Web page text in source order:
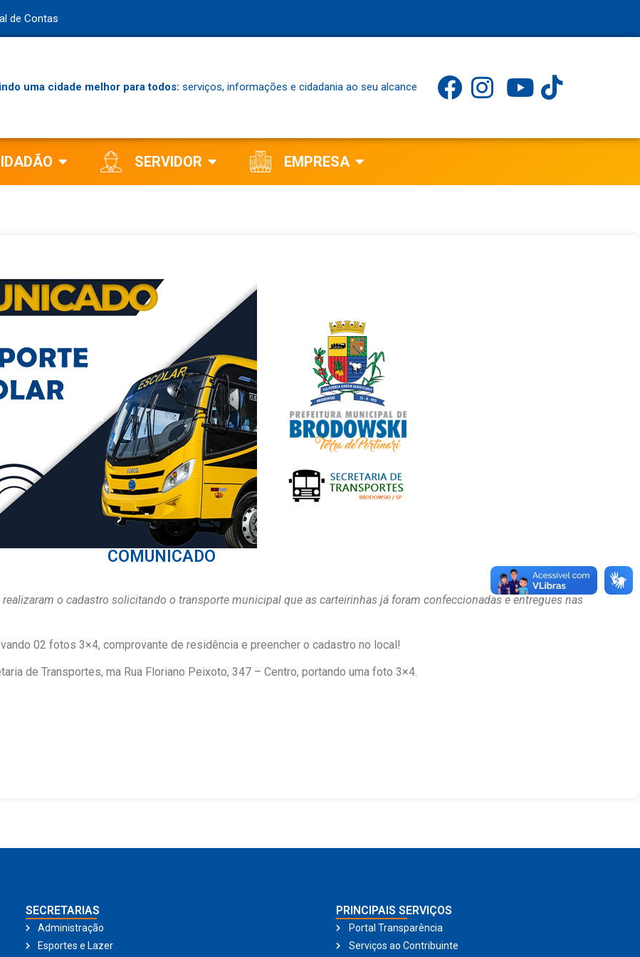
de Contas
uma cidade melhor para todos: serviços, informações e cidadania ao seu alcance
SERVIDOR EMPRESA
COMUNICADO
o cadastro solicitando o transporte municipal que as carteirinhas já foram confeccionadas e entregues nas
02 fotos 3×4, comprovante de residência e preencher o cadastro no local!
de Transportes, ma Rua Floriano Peixoto, 347 – Centro, portando uma foto 3×4.
SECRETARIAS
Administração
Esportes e Lazer
PRINCIPAIS SERVIÇOS
Portal Transparência
Serviços ao Contribuinte